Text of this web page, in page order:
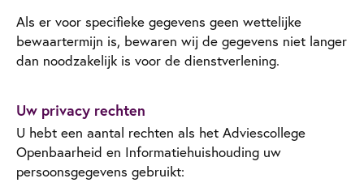
Als er voor specifieke gegevens geen wettelijke
bewaartermijn is, bewaren wij de gegevens niet langer
dan noodzakelijk is voor de dienstverlening.
Uw privacy rechten
U hebt een aantal rechten als het Adviescollege
Openbaarheid en Informatiehuishouding uw
persoonsgegevens gebruikt: